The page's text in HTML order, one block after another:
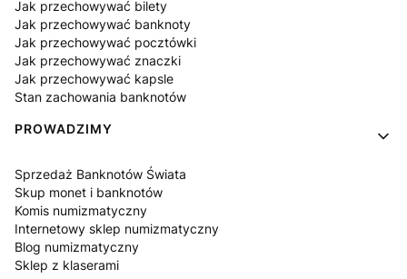
Jak przechowywać bilety
Jak przechowywać banknoty
Jak przechowywać pocztówki
Jak przechowywać znaczki
Jak przechowywać kapsle
Stan zachowania banknotów
PROWADZIMY
Sprzedaż Banknotów Świata
Skup monet i banknotów
Komis numizmatyczny
Internetowy sklep numizmatyczny
Blog numizmatyczny
Sklep z klaserami